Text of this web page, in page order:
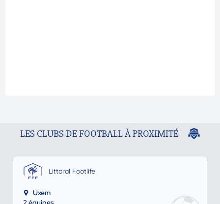
LES CLUBS DE FOOTBALL À PROXIMITÉ
Littoral Footlife
Uxem